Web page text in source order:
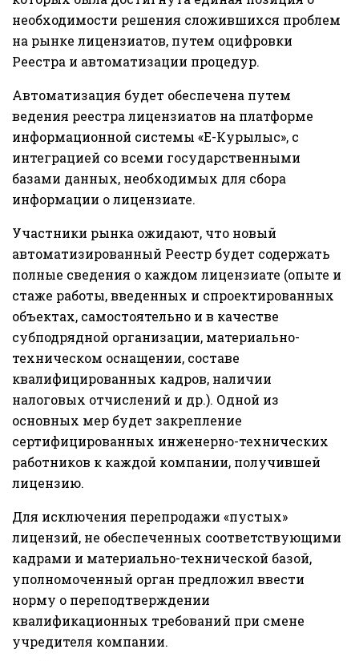
необходимости решения сложившихся проблем
на рынке лицензиатов, путем оцифровки
Реестра и автоматизации процедур.
Автоматизация будет обеспечена путем
ведения реестра лицензиатов на платформе
информационной системы «Е-Курылыс», с
интеграцией со всеми государственными
базами данных, необходимых для сбора
информации о лицензиате.
Участники рынка ожидают, что новый
автоматизированный Реестр будет содержать
полные сведения о каждом лицензиате (опыте и
стаже работы, введенных и спроектированных
объектах, самостоятельно и в качестве
субподрядной организации, материально-
техническом оснащении, составе
квалифицированных кадров, наличии
налоговых отчислений и др.). Одной из
основных мер будет закрепление
сертифицированных инженерно-технических
работников к каждой компании, получившей
лицензию.
Для исключения перепродажи «пустых»
лицензий, не обеспеченных соответствующими
кадрами и материально-технической базой,
уполномоченный орган предложил ввести
норму о переподтверждении
квалификационных требований при смене
учредителя компании.